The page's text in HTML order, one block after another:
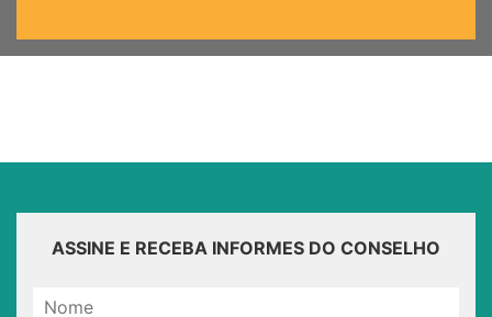
ASSINE E RECEBA INFORMES DO CONSELHO